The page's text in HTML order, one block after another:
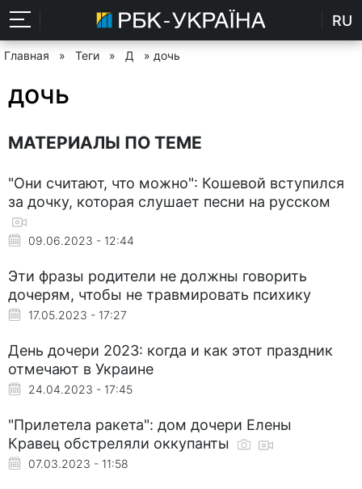
RU
Главная » Теги » Д » дочь
дочь
МАТЕРИАЛЫ ПО ТЕМЕ
"Они считают, что можно": Кошевой вступился
за дочку, которая слушает песни на русском
09.06.2023 - 12:44
Эти фразы родители не должны говорить
дочерям, чтобы не травмировать психику
17.05.2023 - 17:27
День дочери 2023: когда и как этот праздник
отмечают в Украине
24.04.2023 - 17:45
"Прилетела ракета": дом дочери Елены
Кравец обстреляли оккупанты
07.03.2023 - 11:58